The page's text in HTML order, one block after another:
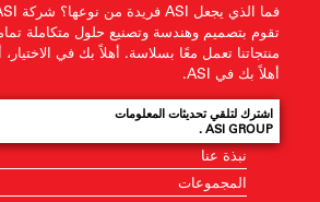
تقوم بتصميم وهندسة وتصنيع حلول متكاملة
منتجاتنا تعمل معًا بسلاسة. أهلاً بك في الاختيار،
أهلاً بك في ASI.
اشترك لتلقي تحديثات المعلومات
ASI GROUP .
نبذة عنا
المجموعات